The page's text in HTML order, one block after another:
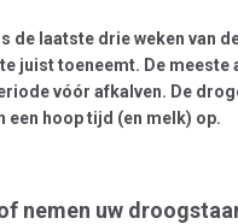
de laatste drie weken van
juist toeneemt. De meeste
vóór afkalven. De
een hoop tijd (en melk) op.
nemen uw